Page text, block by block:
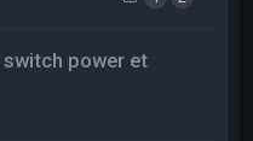
power et